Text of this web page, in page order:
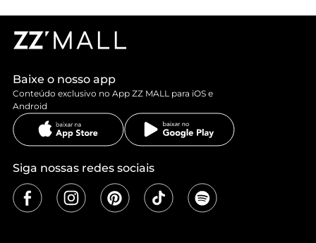
Baixe o nosso app
Conteúdo exclusivo no App ZZ MALL para iOS e
Android
Siga nossas redes sociais